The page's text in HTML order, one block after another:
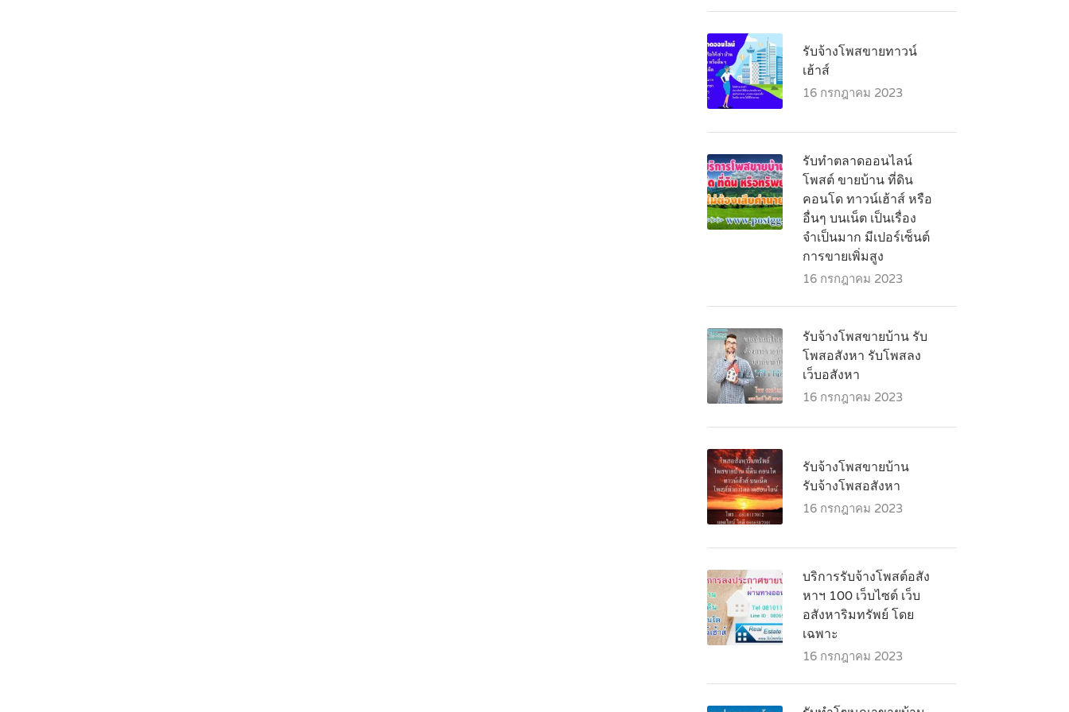
รับจ้างโพสขายทาวน์
เฮ้าส์
16 กรกฎาคม 2023
รับทำตลาดออนไลน์
โพสต์ ขายบ้าน ที่ดิน
คอนโด ทาวน์เฮ้าส์ หรือ
อื่นๆ บนเน็ต เป็นเรื่อง
จำเป็นมาก มีเปอร์เซ็นต์
การขายเพิ่มสูง
16 กรกฎาคม 2023
รับจ้างโพสขายบ้าน รับ
โพสอสังหา รับโพสลง
เว็บอสังหา
16 กรกฎาคม 2023
รับจ้างโพสขายบ้าน
รับจ้างโพสอสังหา
16 กรกฎาคม 2023
บริการรับจ้างโพสต์อสัง
หาฯ 100 เว็บไซต์ เว็บ
อสังหาริมทรัพย์ โดย
เฉพาะ
16 กรกฎาคม 2023